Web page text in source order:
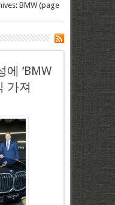
BMW(page
에 ‘BMW
가져